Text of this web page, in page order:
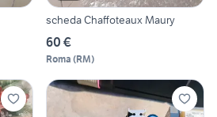
scheda Chaffoteaux Maury
60 €
Roma (RM)